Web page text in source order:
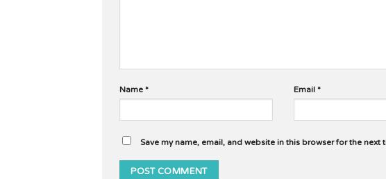
Name * Email *
Save my name, email, and website in this browser for the next